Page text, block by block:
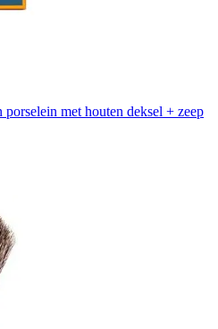
met houten deksel + zeep